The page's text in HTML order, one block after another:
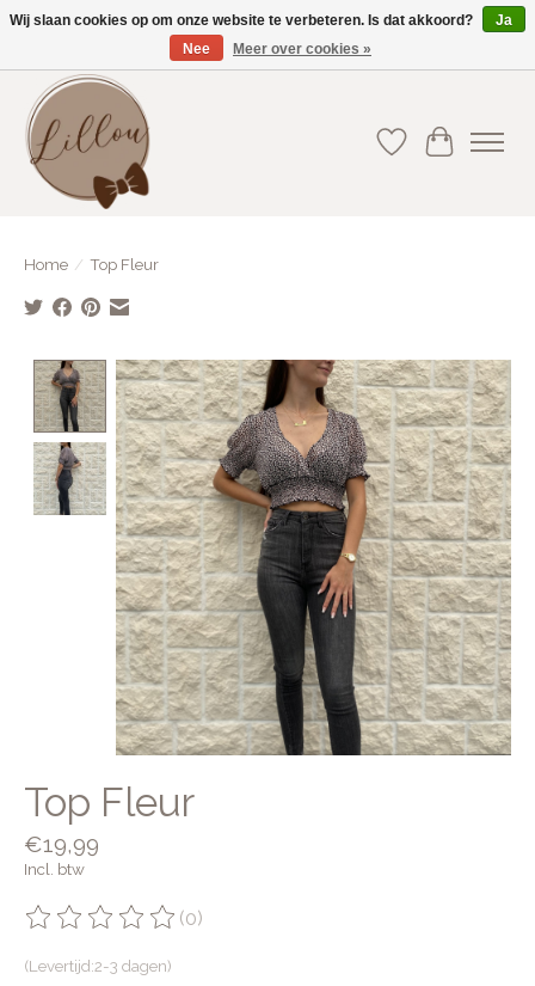
Gratis verzending vanaf €75(BE) en €100(NL)
Verlanglijst
Home / Top Fleur
Product image slideshow Items
Top Fleur
€19,99
Incl. btw
De beoordeling van dit product is
(0)
(Levertijd:2-3 dagen)
Wij slaan cookies op om onze website te verbeteren. Is dat akkoord?
Ja
Nee
Meer over cookies »